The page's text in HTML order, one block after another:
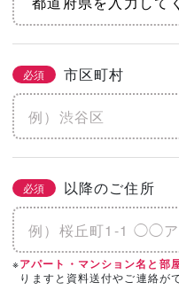
必須 市区町村
必須 以降のご住所
※アパート・マンション名と部
りますと資料送付やご連絡が